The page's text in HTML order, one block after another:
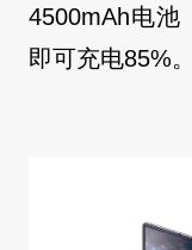
4500mAh电池
即可充电85%。